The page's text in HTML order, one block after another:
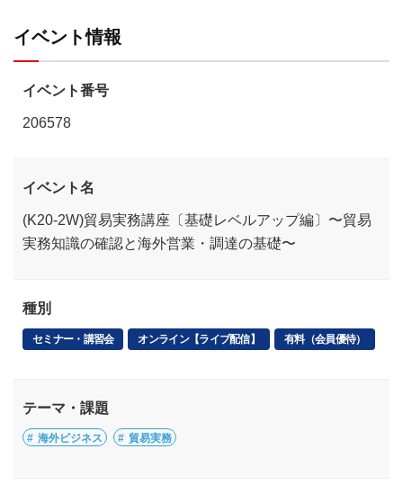
イベント情報
イベント番号
206578
イベント名
(K20-2W)貿易実務講座〔基礎レベルアップ編〕〜貿易
実務知識の確認と海外営業・調達の基礎〜
種別
セミナー・講習会 オンライン【ライブ配信】 有料（会員優待）
テーマ・課題
海外ビジネス 貿易実務